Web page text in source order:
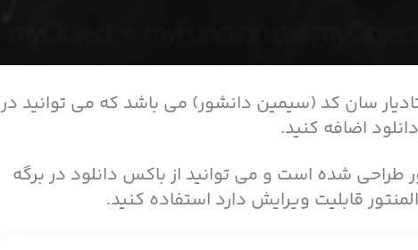
سان کد (سیمین دانشور) می باشد که می توانید در
اضافه کنید.
طراحی شده است و می توانید از باکس دانلود در برگه
قابلیت ویرایش دارد استفاده کنید.